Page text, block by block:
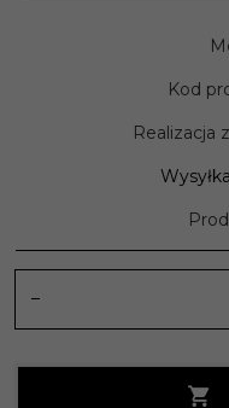
Kod
Realizacja